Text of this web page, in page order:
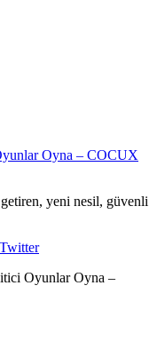
yeni nesil, güvenli
Oyunlar Oyna –